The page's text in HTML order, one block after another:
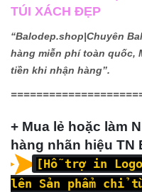
TÚI XÁCH ĐẸP
“Balodep.shop|Chuyên
hàng miễn phí toàn quốc,
tiền khi nhận hàng”.
+ Mua lẻ hoặc làm
hàng nhãn hiệu TN
[Hỗ trợ in
lên Sản phẩm chỉ